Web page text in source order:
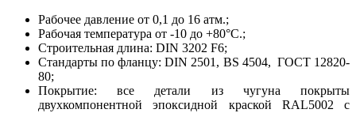
Рабочее давление от 0,1 до 16 атм.;
Рабочая температура от -10 до +80°С.;
Строительная длина: DIN 3202 F6;
Стандарты по фланцу: DIN 2501, BS 4504, ГОСТ 12820-
80;
Покрытие: все детали из чугуна покрыты
двухкомпонентной эпоксидной краской RAL5002 с